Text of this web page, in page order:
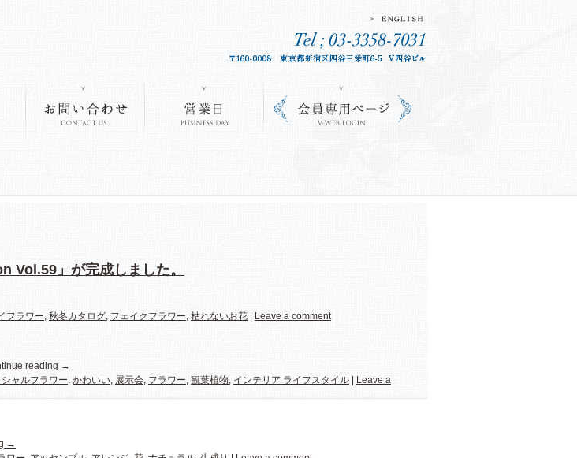
」が完成しました。
フラワー, 秋冬カタログ, フェイクフラワー, 枯れないお花 Leave a comment
reading →
ャルフラワー, かわいい, 展示会, フラワー, 観葉植物, インテリア ライフスタイル
Leave a
→